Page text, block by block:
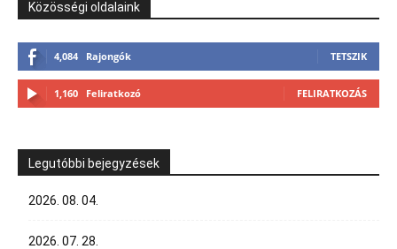
Közösségi oldalaink
4,084 Rajongók TETSZIK
1,160 Feliratkozó FELIRATKOZÁS
Legutóbbi bejegyzések
2026. 08. 04.
2026. 07. 28.